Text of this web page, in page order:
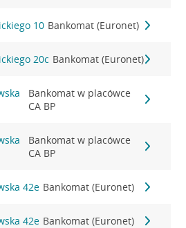
10 Bankomat (Euronet)
20c Bankomat (Euronet)
Bankomat w placówce
CA BP
Bankomat w placówce
CA BP
42e Bankomat (Euronet)
42e Bankomat (Euronet)